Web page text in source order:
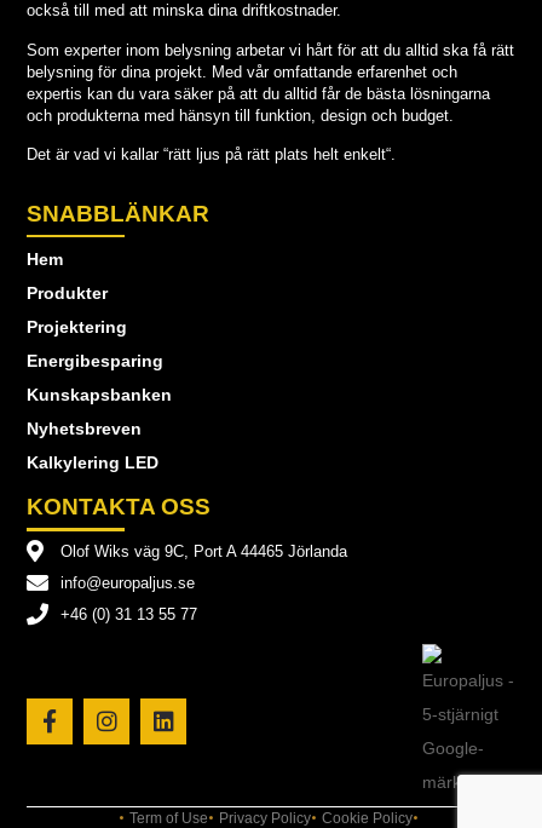
också till med att minska dina driftkostnader.
Som experter inom belysning arbetar vi hårt för att du alltid ska få rätt
belysning för dina projekt. Med vår omfattande erfarenhet och
expertis kan du vara säker på att du alltid får de bästa lösningarna
och produkterna med hänsyn till funktion, design och budget.
Det är vad vi kallar “rätt ljus på rätt plats helt enkelt“.
SNABBLÄNKAR
Hem
Produkter
Projektering
Energibesparing
Kunskapsbanken
Nyhetsbreven
Kalkylering LED
KONTAKTA OSS
Olof Wiks väg 9C, Port A 44465 Jörlanda
info@europaljus.se
+46 (0) 31 13 55 77
Term of Use Privacy Policy Cookie Policy